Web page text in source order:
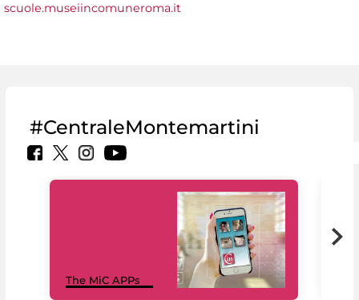
scuole.museiincomuneroma.it
#CentraleMontemartini
The MiC APPs